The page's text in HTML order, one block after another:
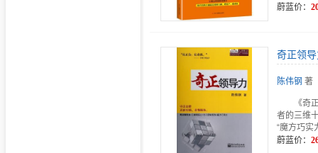
蔚蓝价：
奇正领
陈伟钢 著
《奇
者的三维
“魔方巧实
蔚蓝价：